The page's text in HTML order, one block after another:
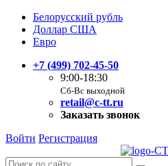
Белорусский рубль
Доллар США
Евро
+7 (499) 702-45-50
9:00-18:30
Сб-Вс выходной
retail@c-tt.ru
Заказать звонок
Войти Регистрация